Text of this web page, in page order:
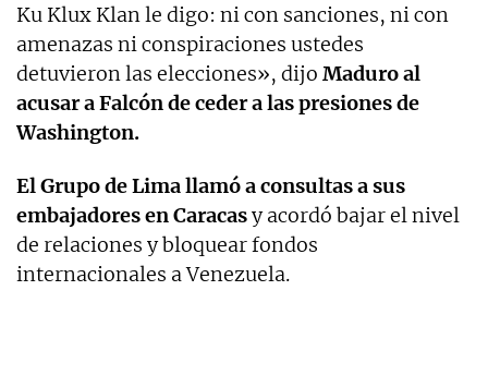
Ku Klux Klan le digo: ni con sanciones, ni con
amenazas ni conspiraciones ustedes
detuvieron las elecciones», dijo Maduro al
acusar a Falcón de ceder a las presiones de
Washington.
El Grupo de Lima llamó a consultas a sus
embajadores en Caracasy acordó bajar el nivel
de relaciones y bloquear fondos
internacionales a Venezuela.